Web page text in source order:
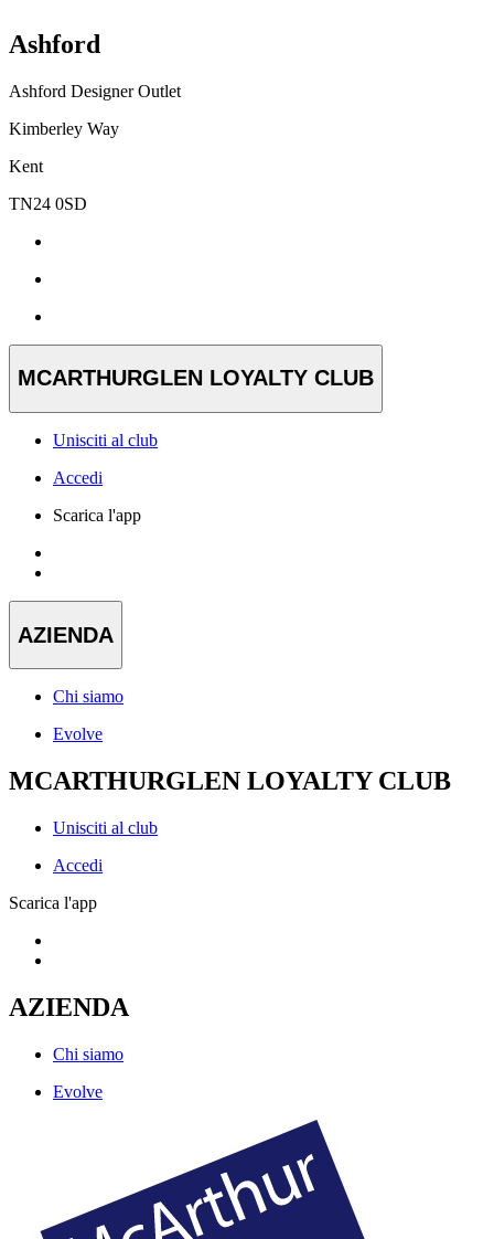
Ashford
Ashford Designer Outlet
Kimberley Way
Kent
TN24 0SD
MCARTHURGLEN LOYALTY CLUB
Unisciti al club
Accedi
Scarica l'app
AZIENDA
Chi siamo
Evolve
MCARTHURGLEN LOYALTY CLUB
Unisciti al club
Accedi
Scarica l'app
AZIENDA
Chi siamo
Evolve